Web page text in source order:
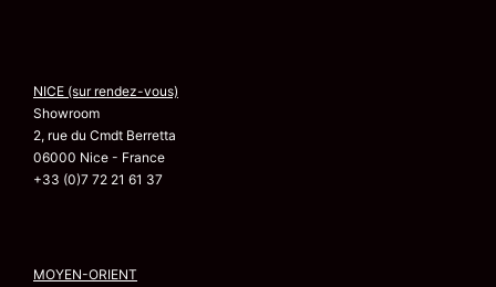
NICE (sur rendez-vous)
Showroom
2, rue du Cmdt Berretta
06000 Nice - France
+33 (0)7 72 21 61 37
MOYEN-ORIENT